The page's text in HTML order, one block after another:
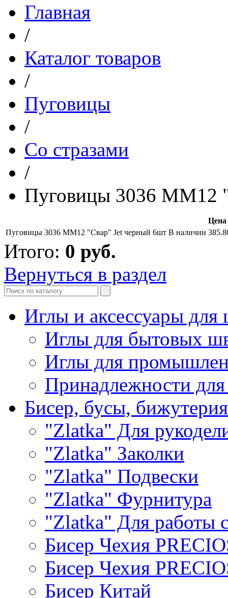
Главная
/
Каталог товаров
/
Пуговицы
/
Со стразами
/
Пуговицы 3036 ММ12
Цена
Пуговицы 3036 ММ12 "Свар" Jet черный 6шт В наличии
Итого: 0 руб.
Вернуться в раздел
Иглы и аксессуары
Иглы для бытовых
Иглы для
Принадлежности
Бисер, бусы, бижутерия
"Zlatka" Для
"Zlatka" Заколки
"Zlatka" Подвески
"Zlatka" Фурнитура
"Zlatka" Для работы
Бисер Чехия
Бисер Чехия
Бисер Китай